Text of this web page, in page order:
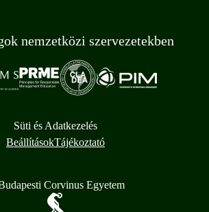
nemzetközi szervezetekben
Süti és Adatkezelés
BeállításokTájékoztató
Corvinus Egyetem